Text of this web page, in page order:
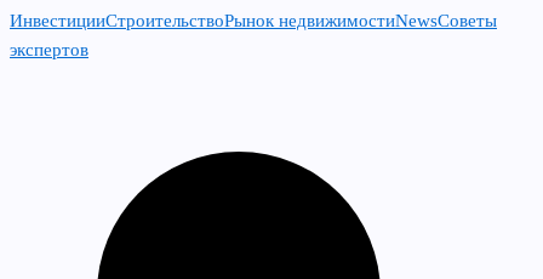
ИнвестицииСтроительствоРынок недвижимостиNewsСоветы
экспертов